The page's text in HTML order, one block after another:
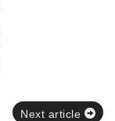
Next article